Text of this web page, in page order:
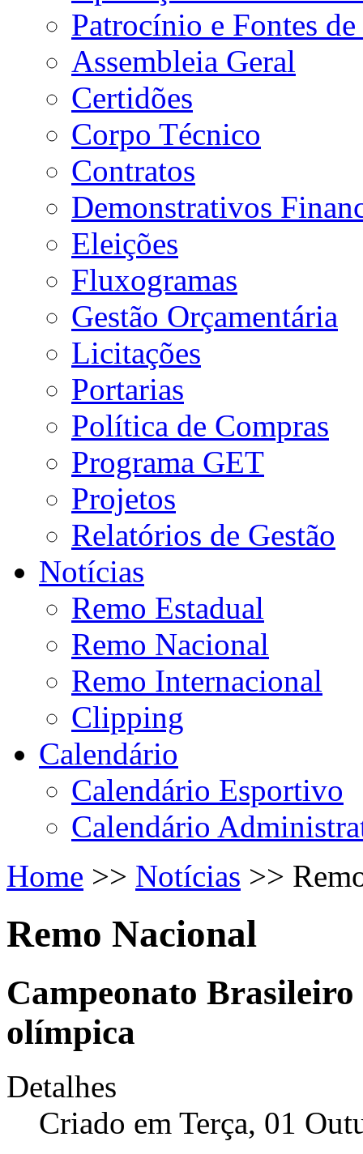
Patrocínio e Fontes de
Assembleia Geral
Certidões
Corpo Técnico
Contratos
Demonstrativos
Eleições
Fluxogramas
Gestão Orçamentária
Licitações
Portarias
Política de Compras
Programa GET
Projetos
Relatórios de Gestão
Notícias
Remo Estadual
Remo Nacional
Remo Internacional
Clipping
Calendário
Calendário Esportivo
Calendário
Home >> Notícias >>
Remo Nacional
Campeonato
olímpica
Detalhes
Criado em Terça, 01